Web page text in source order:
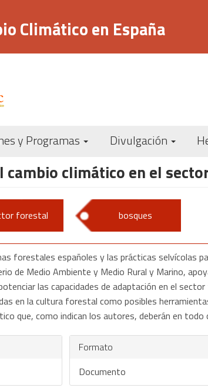
Climático en España
Navegación
y Programas Divulgación
climático en el
forestal bosques
forestales españoles y las prácticas selvícolas
de Medio Ambiente y Medio Rural y Marino,
las capacidades de adaptación en el
en la cultura forestal como posibles
que, como indican los autores, deberán en
Formato
Documento